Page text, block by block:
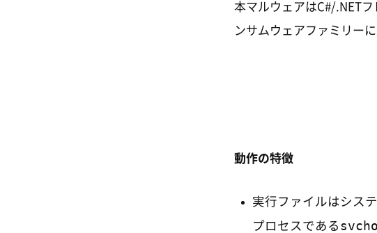
本マルウェアはC#/.NET
ンサムウェアファミリー
動作の特徴
実行ファイルはシス
プロセスである